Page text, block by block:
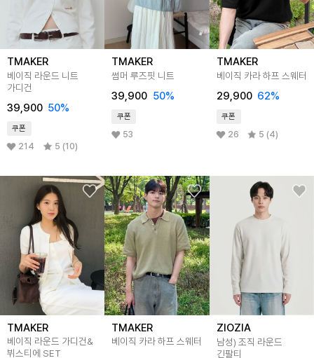
TMAKER
베이직 라운드 니트
가디건
39,900 50%
쿠폰
214 5 (10)
TMAKER
썸머 루즈핏 니트
39,900 50%
쿠폰
53
TMAKER
베이직 카라 하프 스웨터
29,900 62%
쿠폰
26 5 (4)
TMAKER
베이직 라운드 가디건&
뷔스티에 SET
TMAKER
베이직 카라 하프 스웨터
ZIOZIA
남성) 조직 라운드
긴팔티